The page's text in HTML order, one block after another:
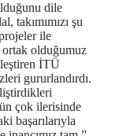
dile
takımımızı şu
ile
ortak olduğumuz
İTÜ
gururlandırdı.
çok ilerisinde
başarılarıyla